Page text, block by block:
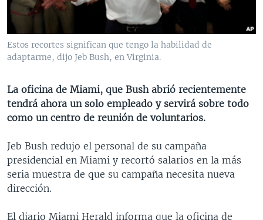
VENEZUELA
NICARAGUA
ECONOMÍA
ENTRETENIMIENTO Y CULTURA
TECNOLOGÍA
CIENCIA Y SALUD
MULTIMEDIA
FOTOGRAFÍA
EL MUNDO AL DÍA
VISIÓN 360
LAS CLAVES
RADIO
AUDIONOTICIAS
BUENOS DÍAS AMÉRICA
EL MUNDO AL DÍA [RADIO]
FORO [RADIO]
DOCUMENTALES DE LA VOA
SÍGANOS
Idiomas
Estos recortes significan que tengo la habilidad de
adaptarme, dijo Jeb Bush, en Virginia.
La oficina de Miami, que Bush abrió recientemente
tendrá ahora un solo empleado y servirá sobre todo
como un centro de reunión de voluntarios.
Jeb Bush redujo el personal de su campaña
presidencial en Miami y recortó salarios en la más
seria muestra de que su campaña necesita nueva
dirección.
El diario Miami Herald informa que la oficina de